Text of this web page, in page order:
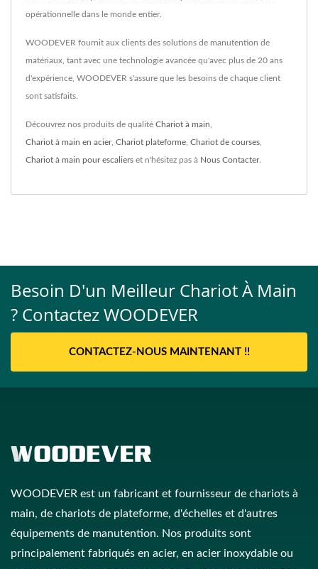
opérationnelle dans le monde entier.
WOODEVER fournit aux clients des solutions de manutention de
matériaux, tant avec une technologie avancée qu'avec plus de 20 ans
d'expérience, WOODEVER s'assure que les besoins de chaque client
sont satisfaits.
Découvrez nos produits de qualité Chariot à main
Chariot à main en acier, Chariot plateforme Chariot de courses
Chariot à main pour escaliers et n'hésitez pas à Nous Contacter.
Besoin D'un Meilleur Chariot À Main
? Contactez WOODEVER
CONTACTEZ-NOUS MAINTENANT !!
WOODEVER est un fabricant et fournisseur de chariots à
main, de chariots de plateforme, d'échelles et d'autres
équipements de manutention. Nos produits sont
principalement fabriqués en acier, en acier inoxydable ou